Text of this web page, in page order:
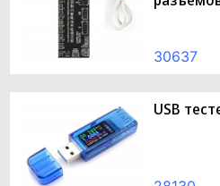
30637
USB